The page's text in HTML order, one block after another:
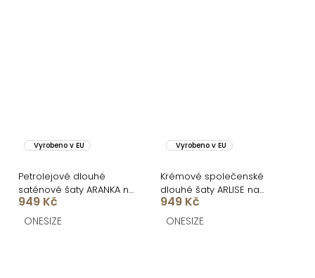
Vyrobeno v EU
Petrolejové dlouhé
saténové šaty ARANKA na
ramínka
949 Kč
ONESIZE
Vyrobeno v EU
Krémové společenské
dlouhé šaty ARLISE na
ramínka
949 Kč
ONESIZE